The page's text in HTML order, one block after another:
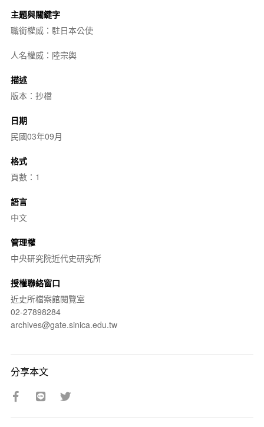
主題與關鍵字
職銜權威：駐日本公使
人名權威：陸宗輿
描述
版本：抄檔
日期
民國03年09月
格式
頁數：1
語言
中文
管理權
中央研究院近代史研究所
授權聯絡窗口
近史所檔案館閱覽室
02-27898284
archives@gate.sinica.edu.tw
分享本文